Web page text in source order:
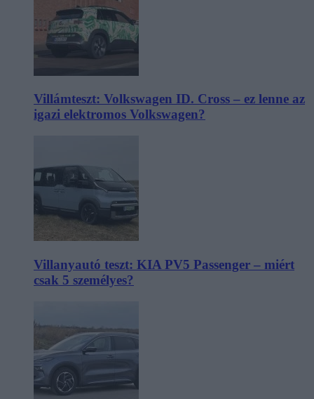
Villámteszt: Volkswagen ID. Cross – ez lenne az
igazi elektromos Volkswagen?
Villanyautó teszt: KIA PV5 Passenger – miért
csak 5 személyes?